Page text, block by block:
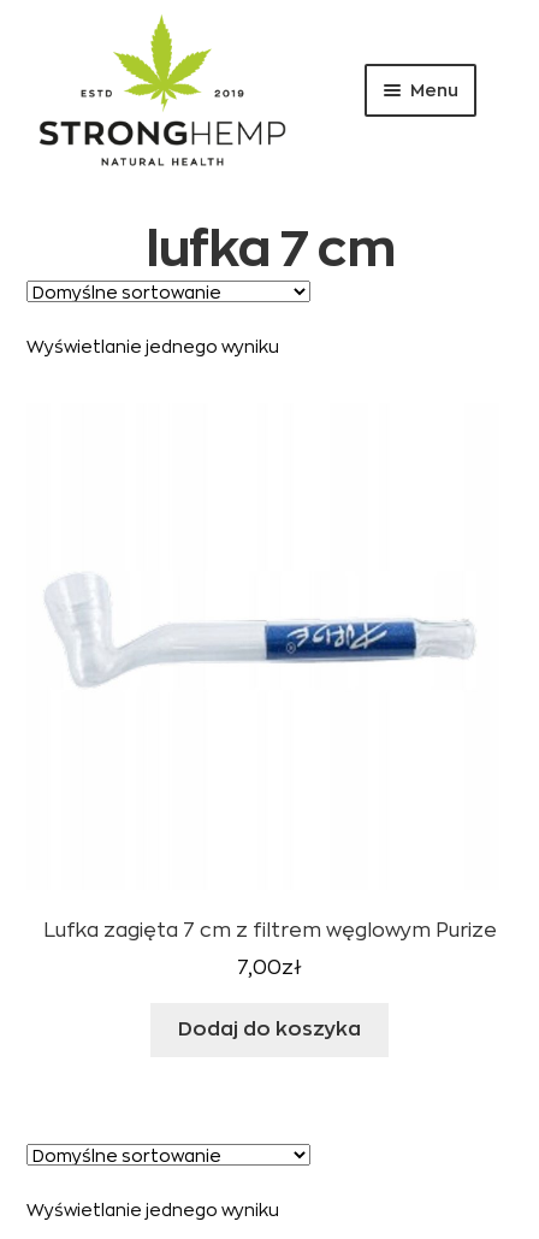
Przejdź
do
nawigacji
Przejdź
do
Menu
lufka 7 cm
Wyświetlanie jednego wyniku
Lufka zagięta 7 cm z filtrem węglowym Purize
7,00zł
Dodaj do koszyka
Wyświetlanie jednego wyniku